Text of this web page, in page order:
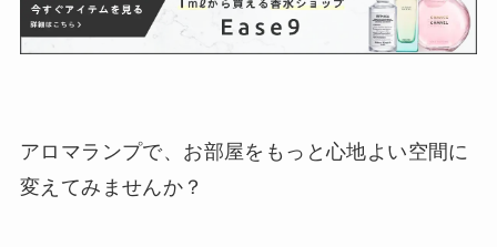
アロマランプで、お部屋をもっと心地よい空間に
変えてみませんか？